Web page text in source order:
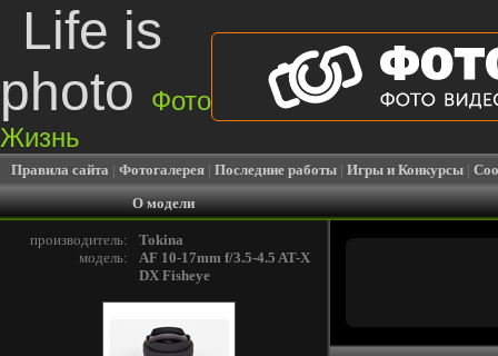
Life is
photo
Фото
Жизнь
Правила сайта | Фотогалерея | Последние работы | Игры и Конкурсы |
О модели
производитель:
Tokina
модель:
AF 10-17mm f/3.5-4.5 AT-X
DX Fisheye